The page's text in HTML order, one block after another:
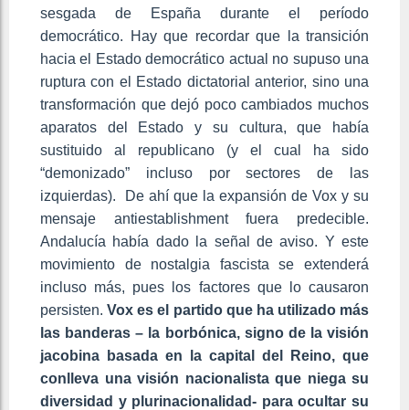
sesgada de España durante el período
democrático. Hay que recordar que la transición
hacia el Estado democrático actual no supuso una
ruptura con el Estado dictatorial anterior, sino una
transformación que dejó poco cambiados muchos
aparatos del Estado y su cultura, que había
sustituido al republicano (y el cual ha sido
“demonizado” incluso por sectores de las
izquierdas). De ahí que la expansión de Vox y su
mensaje antiestablishment fuera predecible.
Andalucía había dado la señal de aviso. Y este
movimiento de nostalgia fascista se extenderá
incluso más, pues los factores que lo causaron
persisten.Vox es el partido que ha utilizado más
las banderas – la borbónica, signo de la visión
jacobina basada en la capital del Reino, que
conlleva una visión nacionalista que niega su
diversidad y plurinacionalidad- para ocultar su